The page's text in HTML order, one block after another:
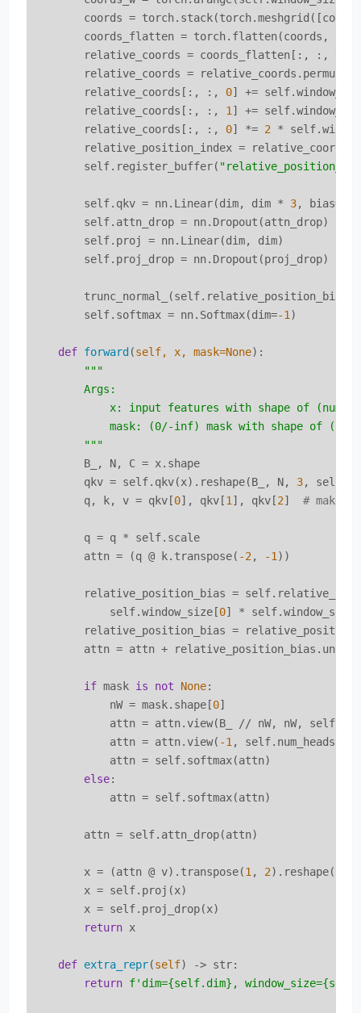
coords =
        coords_flatten = torch.flatten(coords,
        relative_coords = coords_flatten[:, :,
        relative_coords = relative_coords.permute(
        relative_coords[:, :,
0] +=
        relative_coords[:, :,
1 ] +=
        relative_coords[:, :,
0] *= 2 *
relative_position_index =
        self.register_buffer(
        self.qkv = nn.Linear(dim, dim *
3,
        self.attn_drop = nn.Dropout(attn_drop)
        self.proj = nn.Linear(dim, dim)
        self.proj_drop = nn.Dropout(proj_drop)
        self.softmax = nn.Softmax(dim=
-1 )
def forward (self, x, mask=None):
"""
        Args:
x: input features with shape of
mask: (0/-inf) mask with shape of
        """
        B_, N, C = x.shape
        qkv = self.qkv(x).reshape(B_, N,
3,
        q, k, v = qkv[
0], qkv[1 ], qkv[2] # make
        q = q * self.scale
        attn = (q @ k.transpose(
-2 , -1 ))
relative_position_bias =
            self.window_size[
0] * self.window_size[
relative_position_bias =
attn = attn +
if mask is not None:
            nW = mask.shape[
0]
attn = attn.view(B_ // nW, nW,
            attn = attn.view(
-1 , self.num_heads,
            attn = self.softmax(attn)
else:
            attn = self.softmax(attn)
        attn = self.attn_drop(attn)
        x = (attn @ v).transpose(
1 , 2).reshape(B_,
        x = self.proj(x)
        x = self.proj_drop(x)
return x
def extra_repr(self) -> str:
return f'dim={self.dim} , window_size=